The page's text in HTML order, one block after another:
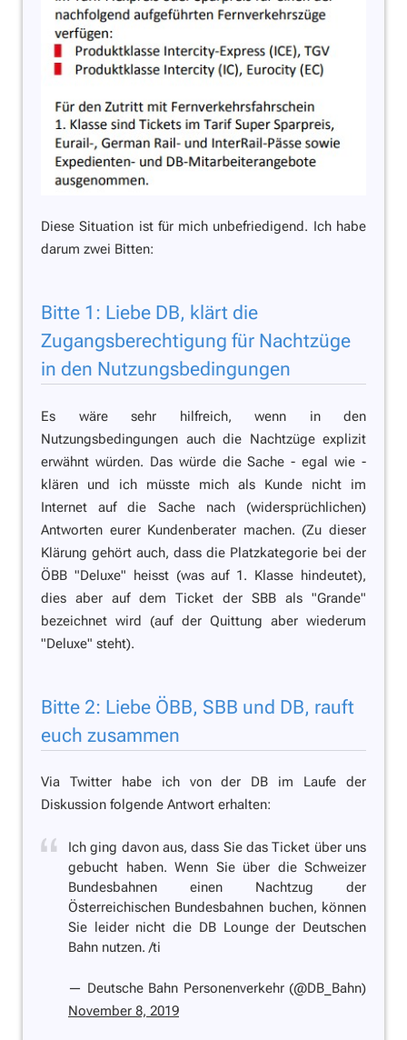
Diese Situation ist für mich unbefriedigend. Ich habe
darum zwei Bitten:
Bitte 1: Liebe DB, klärt die
Zugangsberechtigung für Nachtzüge
in den Nutzungsbedingungen
Es wäre sehr hilfreich, wenn in den
Nutzungsbedingungen auch die Nachtzüge explizit
erwähnt würden. Das würde die Sache - egal wie -
klären und ich müsste mich als Kunde nicht im
Internet auf die Sache nach (widersprüchlichen)
Antworten eurer Kundenberater machen. (Zu dieser
Klärung gehört auch, dass die Platzkategorie bei der
ÖBB "Deluxe" heisst (was auf 1. Klasse hindeutet),
dies aber auf dem Ticket der SBB als "Grande"
bezeichnet wird (auf der Quittung aber wiederum
"Deluxe" steht).
Bitte 2: Liebe ÖBB, SBB und DB, rauft
euch zusammen
Via Twitter habe ich von der DB im Laufe der
Diskussion folgende Antwort erhalten:
Ich ging davon aus, dass Sie das Ticket über uns
gebucht haben. Wenn Sie über die Schweizer
Bundesbahnen einen Nachtzug der
Österreichischen Bundesbahnen buchen, können
Sie leider nicht die DB Lounge der Deutschen
Bahn nutzen. /ti
— Deutsche Bahn Personenverkehr (@DB_Bahn)
November 8, 2019